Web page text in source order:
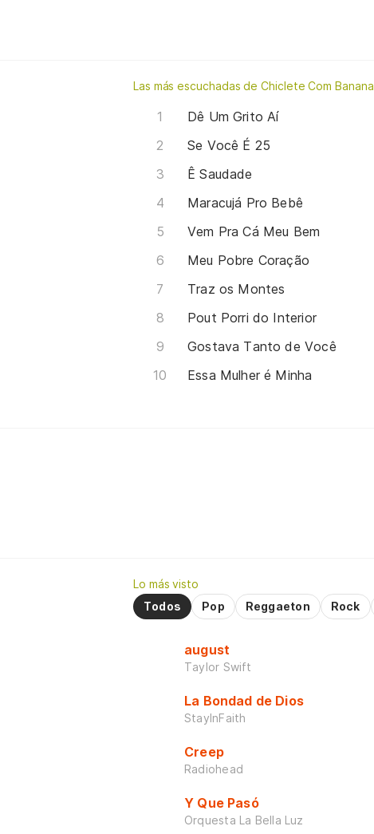
Las más escuchadas de Chiclete Com Banana
Dê Um Grito Aí
Se Você É 25
Ê Saudade
Maracujá Pro Bebê
Vem Pra Cá Meu Bem
Meu Pobre Coração
Traz os Montes
Pout Porri do Interior
Gostava Tanto de Você
Essa Mulher é Minha
Lo más visto
Todos
Pop Reggaeton Rock
august
Taylor Swift
La Bondad de Dios
StayInFaith
Creep
Radiohead
Y Que Pasó
Orquesta La Bella Luz